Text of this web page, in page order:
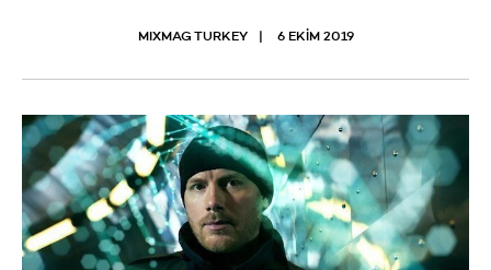
MIXMAG TURKEY 6 EKIM 2019